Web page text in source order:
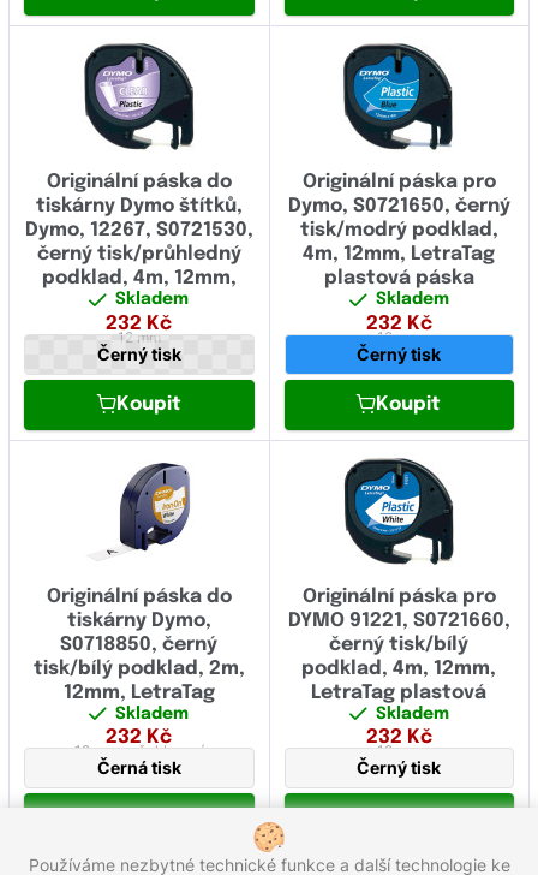
Originální páska do
tiskárny Dymo štítků,
Dymo, 12267, S0721530,
černý tisk/průhledný
podklad, 4m, 12mm,
LetraTag plastová
páska
Skladem
232 Kč
12 mm
Černý tisk
Koupit
Originální páska pro
Dymo, S0721650, černý
tisk/modrý podklad,
4m, 12mm, LetraTag
plastová páska
Skladem
232 Kč
12 mm
Černý tisk
Koupit
Originální páska do
tiskárny Dymo,
S0718850, černý
tisk/bílý podklad, 2m,
12mm, LetraTag
nažehlovací páska
Skladem
232 Kč
12 mmzažehlovací
Černá tisk
Originální páska pro
DYMO 91221, S0721660,
černý tisk/bílý
podklad, 4m, 12mm,
LetraTag plastová
páska
Skladem
232 Kč
12 mm
Černý tisk
Používáme nezbytné technické funkce a další technologie ke